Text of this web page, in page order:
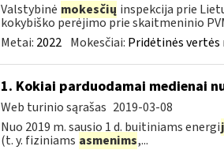
Valstybinė mokesčių inspekcija prie
kokybiško perėjimo prie skaitmeninio
Metai: 2022 Mokesčiai: Pridėtinės
1. Kokiai parduodamai medienai
Web turinio sąrašas 2019-03-08
Nuo 2019 m. sausio 1 d. buitiniams energi
(t. y. fiziniams asmenims,...